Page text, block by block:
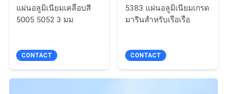
แผ่นอลูมิเนียมเคลือบสี
5005 5052 3 มม
CONTACT
5383 แผ่นอลูมิเนียมเกรด
มารีนสำหรับเรือเรือ
CONTACT